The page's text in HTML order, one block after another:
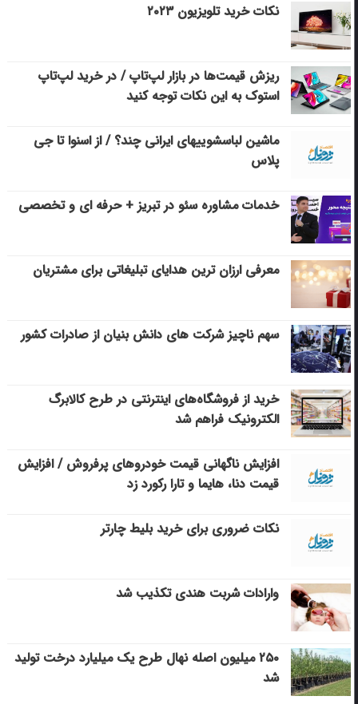
نکات خرید تلویزیون ۲۰۲۳
ریزش قیمت‌ها در بازار لپ‌تاپ / در خرید لپ‌تاپ
استوک به این نکات توجه کنید
ماشین لباسشویی‎های ایرانی چند؟ / از اسنوا تا جی
پلاس
خدمات مشاوره سئو در تبریز + حرفه ای و تخصصی
معرفی ارزان ترین هدایای تبلیغاتی برای مشتریان
سهم ناچیز شرکت های دانش بنیان از صادرات کشور
خرید از فروشگاه‌های اینترنتی در طرح کالابرگ
الکترونیک فراهم شد
افزایش ناگهانی قیمت خودروهای پرفروش / افزایش
قیمت دنا، هایما و تارا رکورد زد
نکات ضروری برای خرید بلیط چارتر
وارادات شربت هندی تکذیب شد
۲۵۰ میلیون اصله نهال طرح یک میلیارد درخت تولید
شد